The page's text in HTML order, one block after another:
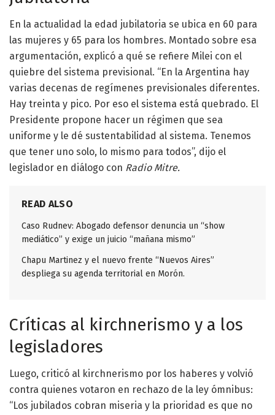
En la actualidad la edad jubilatoria se ubica en 60 para
las mujeres y 65 para los hombres. Montado sobre esa
argumentación, explicó a qué se refiere Milei con el
quiebre del sistema previsional. “En la Argentina hay
varias decenas de regímenes previsionales diferentes.
Hay treinta y pico. Por eso el sistema está quebrado. El
Presidente propone hacer un régimen que sea
uniforme y le dé sustentabilidad al sistema. Tenemos
que tener uno solo, lo mismo para todos”, dijo el
legislador en diálogo con Radio Mitre.
READ ALSO
Caso Rudnev: Abogado defensor denuncia un “show
mediático” y exige un juicio “mañana mismo”
Chapu Martinez y el nuevo frente “Nuevos Aires”
despliega su agenda territorial en Morón.
Críticas al kirchnerismo y a los
legisladores
Luego, criticó al kirchnerismo por los haberes y volvió
contra quienes votaron en rechazo de la ley ómnibus:
“Los jubilados cobran miseria y la prioridad es que no